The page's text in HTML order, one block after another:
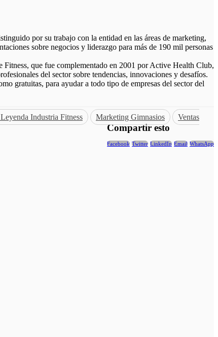
por su trabajo con la entidad en las áreas de marketing,
sobre negocios y liderazgo para más de 190 mil personas
que fue complementado en 2001 por Active Health Club,
del sector sobre tendencias, innovaciones y desafíos.
gratuitas, para ayudar a todo tipo de empresas del sector del
Industria Fitness Marketing Gimnasios Ventas
Compartir esto
Facebook Twitter LinkedIn Email WhatsApp